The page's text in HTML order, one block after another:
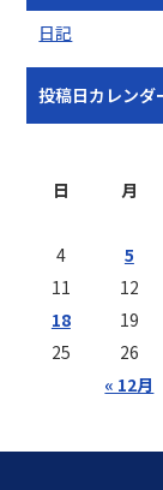
日記
投稿日カレンダ
日
月
« 12月
4
5
11
12
18
19
25
26